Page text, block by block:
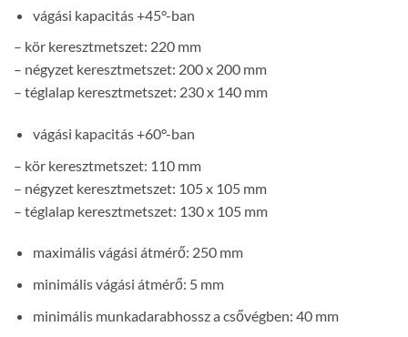
vágási kapacitás +45°-ban
– kör keresztmetszet: 220 mm
– négyzet keresztmetszet: 200 x 200 mm
– téglalap keresztmetszet: 230 x 140 mm
vágási kapacitás +60°-ban
– kör keresztmetszet: 110 mm
– négyzet keresztmetszet: 105 x 105 mm
– téglalap keresztmetszet: 130 x 105 mm
maximális vágási átmérő: 250 mm
minimális vágási átmérő: 5 mm
minimális munkadarabhossz a csővégben: 40 mm